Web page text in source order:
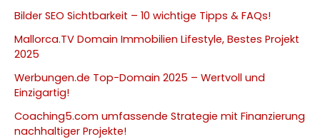
Bilder SEO Sichtbarkeit – 10 wichtige Tipps & FAQs!
Mallorca.TV Domain Immobilien Lifestyle, Bestes Projekt
2025
Werbungen.de Top-Domain 2025 – Wertvoll und
Einzigartig!
Coaching5.com umfassende Strategie mit Finanzierung
nachhaltiger Projekte!